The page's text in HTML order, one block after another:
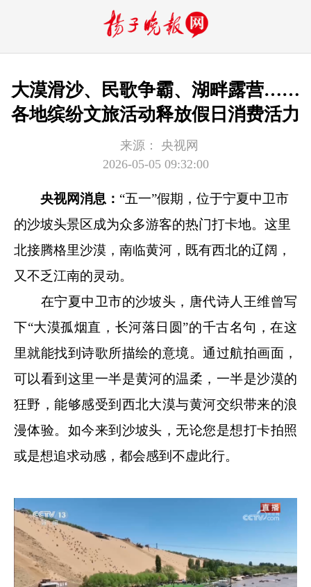
大漠滑沙、民歌争霸、湖畔露营……
各地缤纷文旅活动释放假日消费活力
来源：
央视网
2026-05-05 09:32:00
央视网消息： “五一”假期，位于宁夏中卫市
的沙坡头景区成为众多游客的热门打卡地。这里
北接腾格里沙漠，南临黄河，既有西北的辽阔，
又不乏江南的灵动。
在宁夏中卫市的沙坡头，唐代诗人王维曾写
下“大漠孤烟直，长河落日圆”的千古名句，在这
里就能找到诗歌所描绘的意境。通过航拍画面，
可以看到这里一半是黄河的温柔，一半是沙漠的
狂野，能够感受到西北大漠与黄河交织带来的浪
漫体验。如今来到沙坡头，无论您是想打卡拍照
或是想追求动感，都会感到不虚此行。